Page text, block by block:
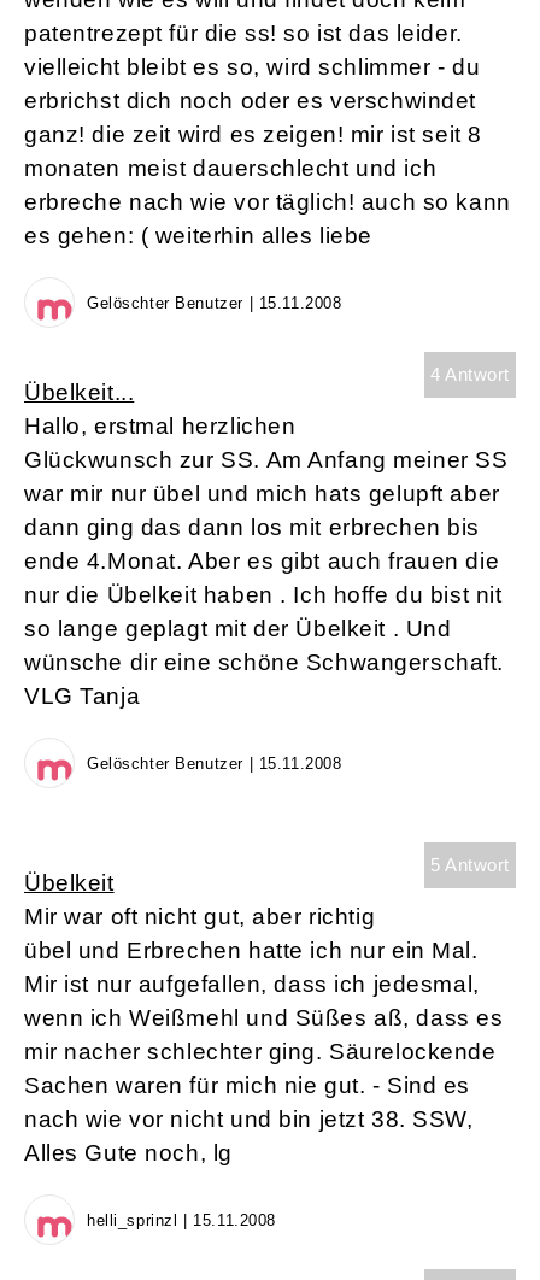
patentrezept für die ss! so ist das leider.
vielleicht bleibt es so, wird schlimmer - du
erbrichst dich noch oder es verschwindet
ganz! die zeit wird es zeigen! mir ist seit 8
monaten meist dauerschlecht und ich
erbreche nach wie vor täglich! auch so kann
es gehen: ( weiterhin alles liebe
Gelöschter Benutzer | 15.11.2008
4 Antwort
Übelkeit...
Hallo, erstmal herzlichen
Glückwunsch zur SS. Am Anfang meiner SS
war mir nur übel und mich hats gelupft aber
dann ging das dann los mit erbrechen bis
ende 4.Monat. Aber es gibt auch frauen die
nur die Übelkeit haben . Ich hoffe du bist nit
so lange geplagt mit der Übelkeit . Und
wünsche dir eine schöne Schwangerschaft.
VLG Tanja
Gelöschter Benutzer | 15.11.2008
5 Antwort
Übelkeit
Mir war oft nicht gut, aber richtig
übel und Erbrechen hatte ich nur ein Mal.
Mir ist nur aufgefallen, dass ich jedesmal,
wenn ich Weißmehl und Süßes aß, dass es
mir nacher schlechter ging. Säurelockende
Sachen waren für mich nie gut. - Sind es
nach wie vor nicht und bin jetzt 38. SSW,
Alles Gute noch, lg
helli_sprinzl | 15.11.2008